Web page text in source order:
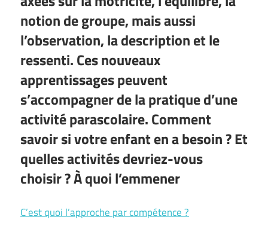
notion de groupe, mais aussi
l’observation, la description et le
ressenti. Ces nouveaux
apprentissages peuvent
s’accompagner de la pratique d’une
activité parascolaire. Comment
savoir si votre enfant en a besoin ? Et
quelles activités devriez-vous
choisir ? À quoi l’emmener
C’est quoi l’approche par compétence ?